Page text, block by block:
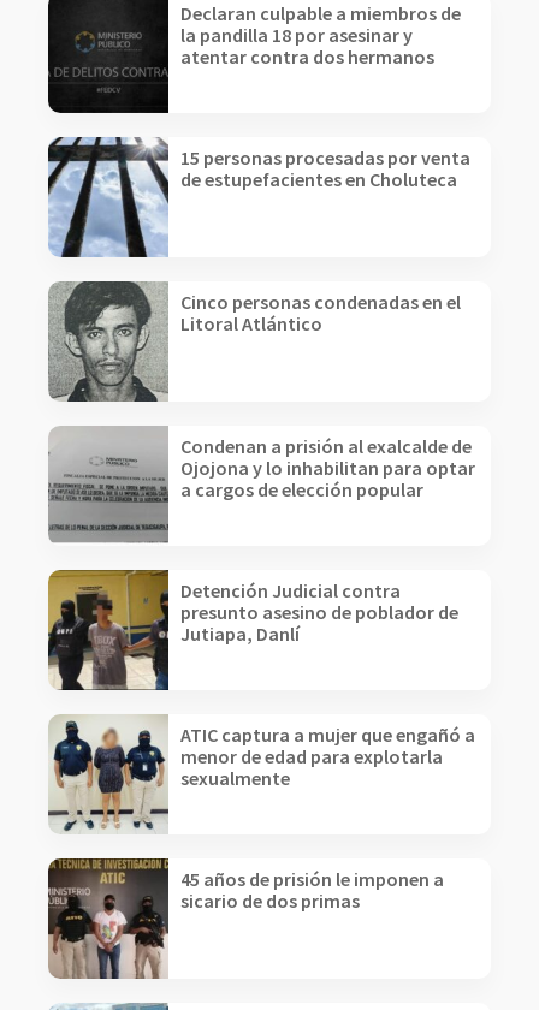
Declaran culpable a miembros de
la pandilla 18 por asesinar y
atentar contra dos hermanos
15 personas procesadas por venta
de estupefacientes en Choluteca
Cinco personas condenadas en el
Litoral Atlántico
Condenan a prisión al exalcalde de
Ojojona y lo inhabilitan para optar
a cargos de elección popular
Detención Judicial contra
presunto asesino de poblador de
Jutiapa, Danlí
ATIC captura a mujer que engañó a
menor de edad para explotarla
sexualmente
45 años de prisión le imponen a
sicario de dos primas